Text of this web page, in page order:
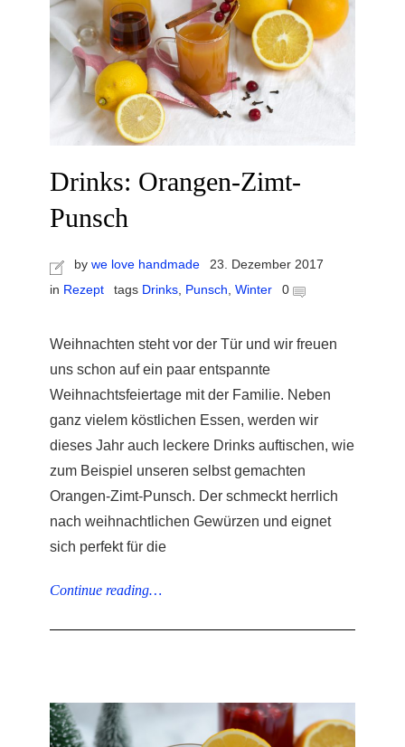
Drinks: Orangen-Zimt-
Punsch
by we love handmade
23. Dezember 2017
in Rezept tags Drinks, Punsch, Winter 0
Weihnachten steht vor der Tür und wir freuen
uns schon auf ein paar entspannte
Weihnachtsfeiertage mit der Familie. Neben
ganz vielem köstlichen Essen, werden wir
dieses Jahr auch leckere Drinks auftischen, wie
zum Beispiel unseren selbst gemachten
Orangen-Zimt-Punsch. Der schmeckt herrlich
nach weihnachtlichen Gewürzen und eignet
sich perfekt für die
Continue reading…